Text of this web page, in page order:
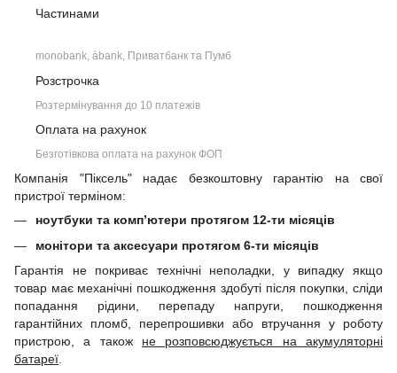
Частинами
monobank, àbank, Приватбанк та Пумб
Розстрочка
Розтермінування до 10 платежів
Оплата на рахунок
Безготівкова оплата на рахунок ФОП
Компанія "Піксель" надає безкоштовну гарантію на свої
пристрої терміном:
ноутбуки та комп’ютери протягом 12-ти місяців
монітори та аксесуари протягом 6-ти місяців
Гарантія не покриває технічні неполадки, у випадку якщо
товар має механічні пошкодження здобуті після покупки, сліди
попадання рідини, перепаду напруги, пошкодження
гарантійних пломб, перепрошивки або втручання у роботу
пристрою, а також не розповсюджується на акумуляторні
батареї